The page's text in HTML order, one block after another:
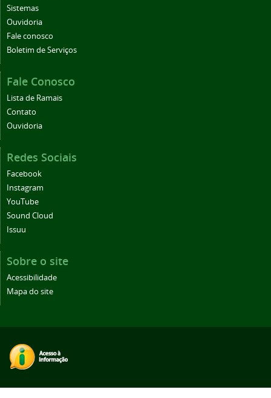
Sistemas
Ouvidoria
Fale conosco
Boletim de Serviços
Fale Conosco
Lista de Ramais
Contato
Ouvidoria
Redes Sociais
Facebook
Instagram
YouTube
Sound Cloud
Issuu
Sobre o site
Acessibilidade
Mapa do site